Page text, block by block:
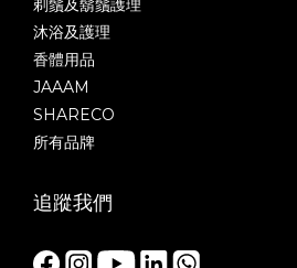
剃鬚及鬍鬚護理
沐浴及護理
香體用品
JAAAM
SHARECO
所有品牌
追蹤我們